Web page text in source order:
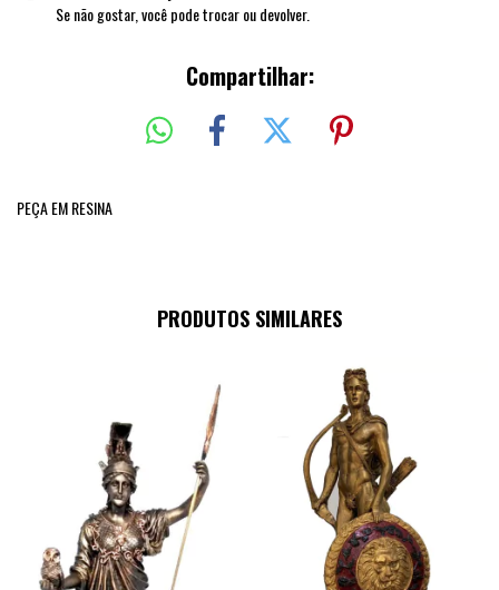
Se não gostar, você pode trocar ou devolver.
Compartilhar:
PEÇA EM RESINA
PRODUTOS SIMILARES